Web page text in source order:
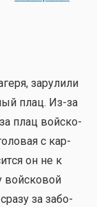
зару­ли­ли
плац. Из-за
плац вой­ско­
с кар­
он не к
вой­ско­вой
за забо­